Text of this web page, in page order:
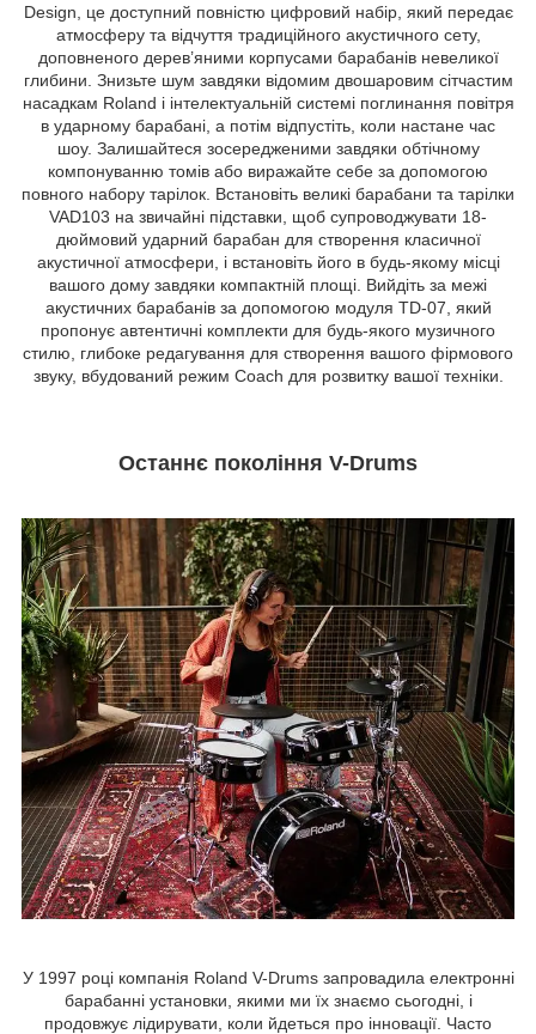
Design, це доступний повністю цифровий набір, який передає
атмосферу та відчуття традиційного акустичного сету,
доповненого дерев’яними корпусами барабанів невеликої
глибини. Знизьте шум завдяки відомим двошаровим сітчастим
насадкам Roland і інтелектуальній системі поглинання повітря
в ударному барабані, а потім відпустіть, коли настане час
шоу. Залишайтеся зосередженими завдяки обтічному
компонуванню томів або виражайте себе за допомогою
повного набору тарілок. Встановіть великі барабани та тарілки
VAD103 на звичайні підставки, щоб супроводжувати 18-
дюймовий ударний барабан для створення класичної
акустичної атмосфери, і встановіть його в будь-якому місці
вашого дому завдяки компактній площі. Вийдіть за межі
акустичних барабанів за допомогою модуля TD-07, який
пропонує автентичні комплекти для будь-якого музичного
стилю, глибоке редагування для створення вашого фірмового
звуку, вбудований режим Coach для розвитку вашої техніки.
Останнє покоління V-Drums
У 1997 році компанія Roland V-Drums запровадила електронні
барабанні установки, якими ми їх знаємо сьогодні, і
продовжує лідирувати, коли йдеться про інновації. Часто